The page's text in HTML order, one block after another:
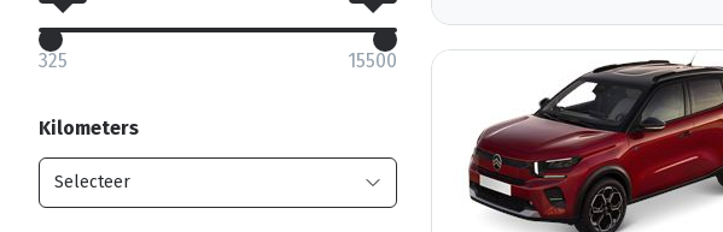
325 15500
Kilometers